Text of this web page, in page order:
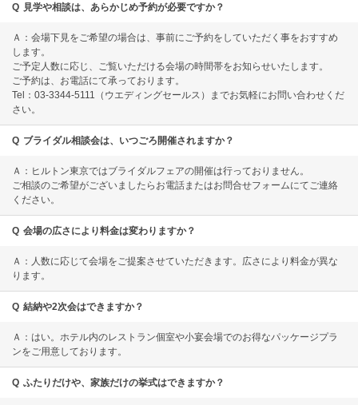
Q 見学や相談は、あらかじめ予約が必要ですか？
Ａ：会場下見をご希望の場合は、事前にご予約をしていただく事をおすすめ
します。
ご予定人数に応じ、ご覧いただける会場の時間帯をお知らせいたします。
ご予約は、お電話にて承っております。
Tel：03-3344-5111（ウエディングセールス）までお気軽にお問い合わせくだ
さい。
Q ブライダル相談会は、いつごろ開催されますか？
Ａ：ヒルトン東京ではブライダルフェアの開催は行っておりません。
ご相談のご希望がございましたらお電話またはお問合せフォームにてご連絡
ください。
Q 会場の広さにより料金は変わりますか？
Ａ：人数に応じて会場をご提案させていただきます。広さにより料金が異な
ります。
Q 結納や2次会はできますか？
Ａ：はい。ホテル内のレストラン個室や小宴会場でのお得なパッケージプラ
ンをご用意しております。
Q ふたりだけや、家族だけの挙式はできますか？